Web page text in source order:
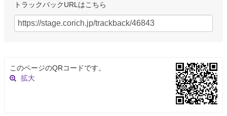
トラックバックURLはこちら
このページのQRコードです。
拡大